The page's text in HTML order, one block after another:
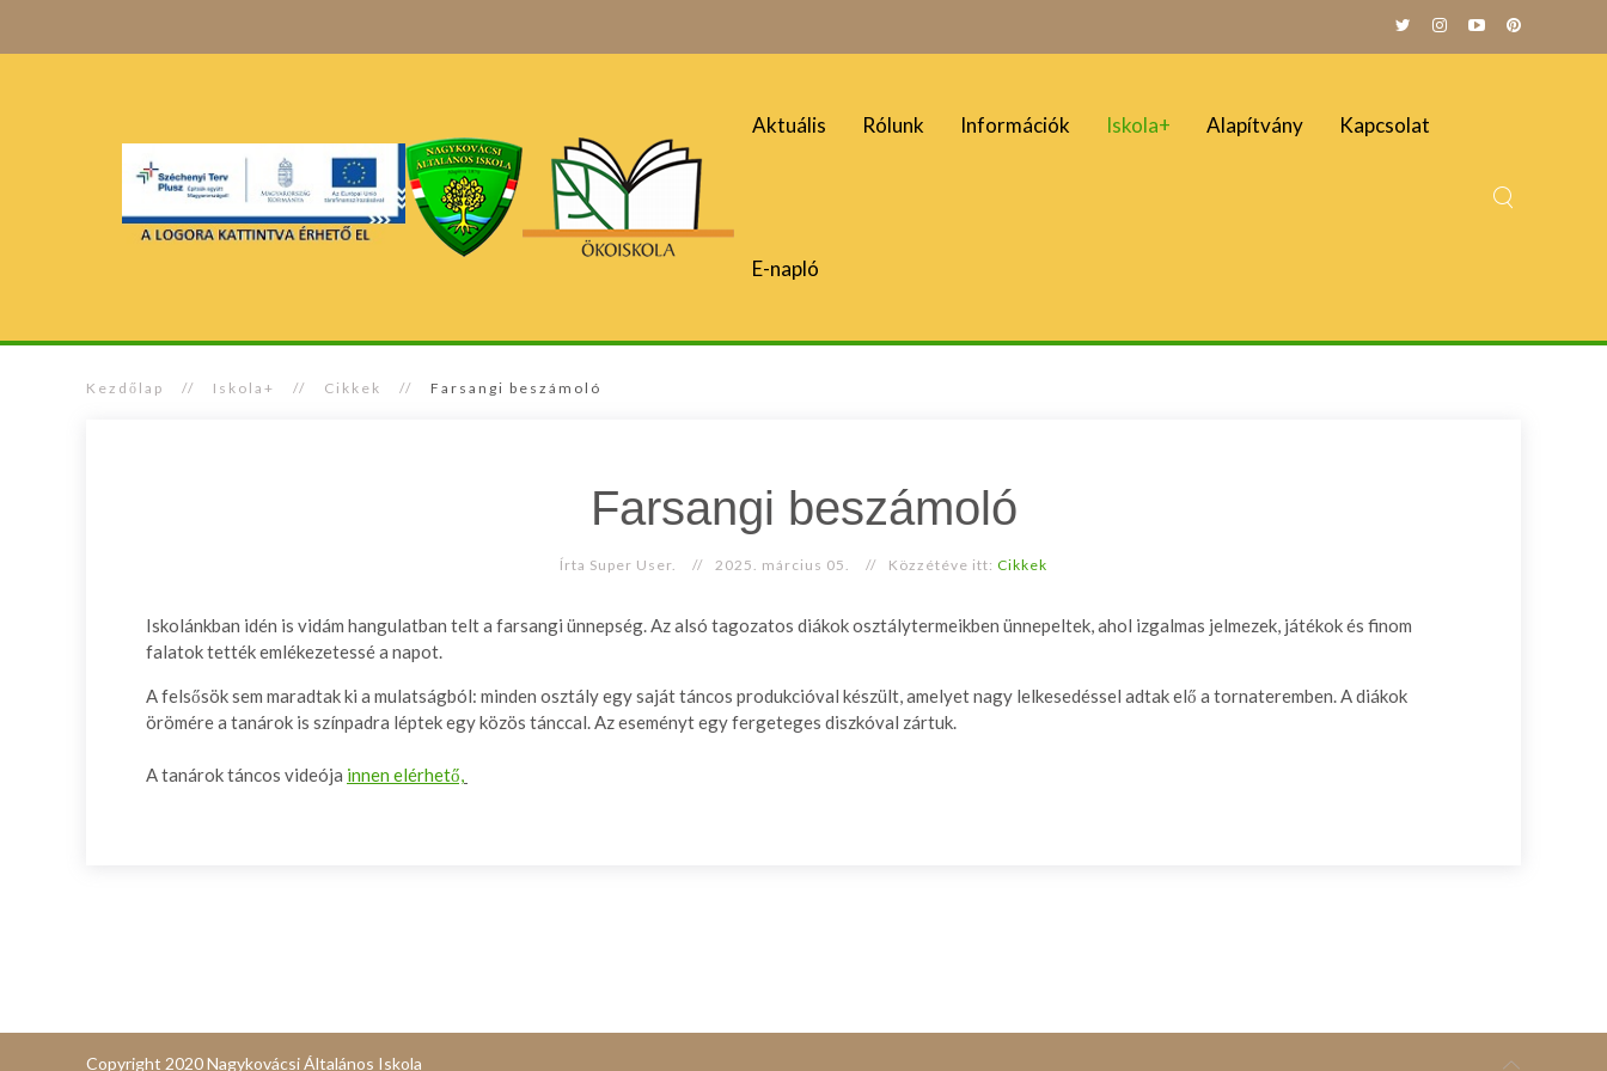
Aktuális Rólunk Információk Iskola+ Alapítvány Kapcsolat
E-napló
Kezdőlap Iskola+ Cikkek Farsangi beszámoló
Farsangi beszámoló
Írta Super User. 2025. március 05. Közzétéve itt: Cikkek
Iskolánkban idén is vidám hangulatban telt a farsangi ünnepség. Az alsó tagozatos diákok osztálytermeikben ünnepeltek, ahol izgalmas jelmezek, játékok és finom
falatok tették emlékezetessé a napot.
A felsősök sem maradtak ki a mulatságból: minden osztály egy saját táncos produkcióval készült, amelyet nagy lelkesedéssel adtak elő a tornateremben. A diákok
örömére a tanárok is színpadra léptek egy közös tánccal. Az eseményt egy fergeteges diszkóval zártuk.
A tanárok táncos videója innen elérhető,
Copyright 2020 Nagykovácsi Általános Iskola